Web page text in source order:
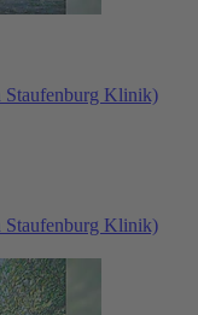
Klinik)
Klinik)